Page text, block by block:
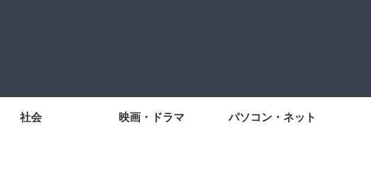
社会 映画・ドラマ パソコン・ネット